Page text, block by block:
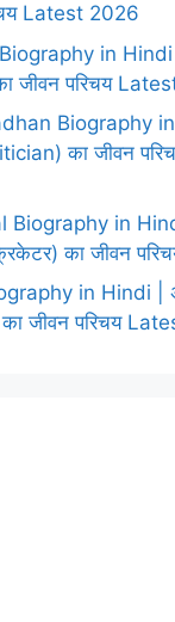
Latest 2026
in Hindi |
जीवन परिचय
Biography in
का जीवन
Biography in
का जीवन
in Hindi |
जीवन परिचय